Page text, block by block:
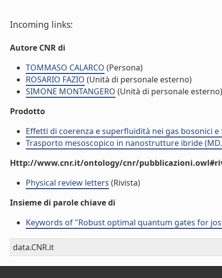
Incoming links:
Autore CNR di
TOMMASO CALARCO (Persona)
ROSARIO FAZIO (Unità di personale esterno)
SIMONE MONTANGERO (Unità di personale esterno)
Prodotto
Effetti di coerenza e superfluidità nei gas bosonici e
Trasporto mesoscopico in nanostrutture ibride
Http://www.cnr.it/ontology/cnr/
Physical review letters (Rivista)
Insieme di parole chiave di
Keywords of "Robust optimal quantum gates for
data.CNR.it